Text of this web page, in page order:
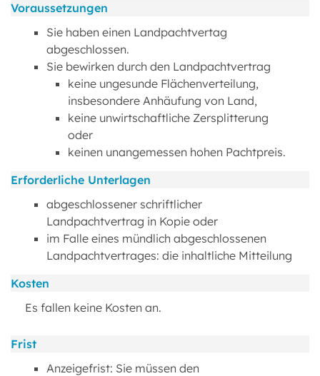
Voraussetzungen
Sie haben einen Landpachtvertag
abgeschlossen.
Sie bewirken durch den Landpachtvertrag
keine ungesunde Flächenverteilung,
insbesondere Anhäufung von Land,
keine unwirtschaftliche Zersplitterung
oder
keinen unangemessen hohen Pachtpreis.
Erforderliche Unterlagen
abgeschlossener schriftlicher
Landpachtvertrag in Kopie oder
im Falle eines mündlich abgeschlossenen
Landpachtvertrages: die inhaltliche Mitteilung
Kosten
Es fallen keine Kosten an.
Frist
Anzeigefrist: Sie müssen den